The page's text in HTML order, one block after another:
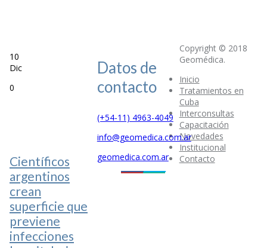
10
Dic
0
Científicos
argentinos
crean
superficie que
previene
infecciones
Datos de
contacto
(+54-11) 4963-4049
info@geomedica.com.ar
geomedica.com.ar
Copyright © 2018
Geomédica.
Inicio
Tratamientos en
Cuba
Interconsultas
Capacitación
Novedades
Institucional
Contacto